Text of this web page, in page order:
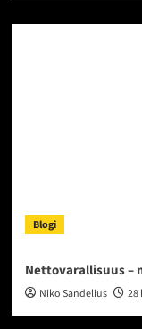
Blogi
Nettovarallisuus –
Niko Sandelius 28